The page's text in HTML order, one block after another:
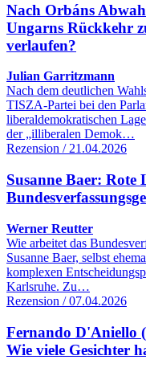
Nach Orbáns
Ungarns Rückkehr
verlaufen?
Julian Garritzmann
Nach dem deutlichen
TISZA-Partei bei den
liberaldemokratischen
der „illiberalen Demok…
Rezension / 21.04.2026
Susanne Baer: Rote
Werner Reutter
Wie arbeitet das
Susanne Baer, selbst
komplexen
Karlsruhe. Zu…
Rezension / 07.04.2026
Fernando D'Aniello
Wie viele Gesichter